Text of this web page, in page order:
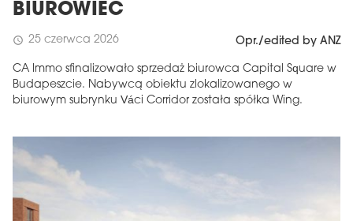
BIUROWIEC
schedule 25 czerwca 2026 Opr./edited by ANZ
CA Immo sfinalizowało sprzedaż biurowca Capital Square w
Budapeszcie. Nabywcą obiektu zlokalizowanego w
biurowym subrynku Váci Corridor została spółka Wing.